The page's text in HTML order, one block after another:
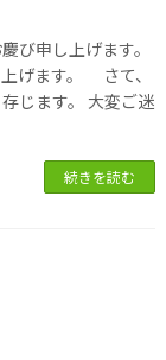
申し上げます。
げます。 さて、
じます。 大変ご迷
続きを読む